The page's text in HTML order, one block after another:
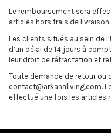
Le remboursement sera
articles hors frais de livraison.
Les clients situés au sein de
d’un délai de 14 jours à
leur droit de rétractation et
Toute demande de retour ou
contact@arkanaliving.com.
effectué une fois les articles